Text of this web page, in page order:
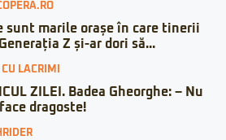
sunt marile orașe în care tinerii
Z și-ar dori să...
LACRIMI
ZILEI. Badea Gheorghe: – Nu
dragoste!